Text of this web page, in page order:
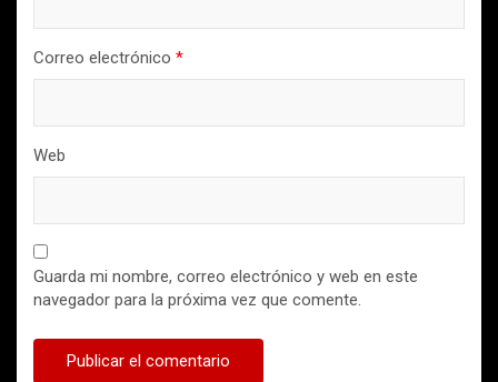
Correo electrónico *
Web
Guarda mi nombre, correo electrónico y web en este
navegador para la próxima vez que comente.